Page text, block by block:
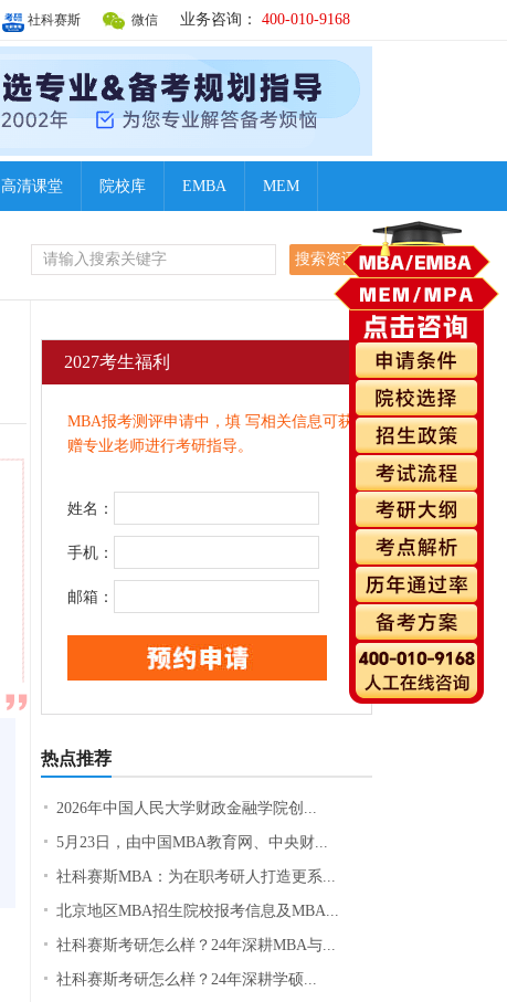
业务咨询： 400-010-9168
微信
社科赛斯
高清课堂 院校库 EMBA MEM
2027考生福利
MBA报考测评申请中，填 写相关信息可获
赠专业老师进行考研指导。
姓名：
手机：
邮箱：
热点推荐
2026年中国人民大学财政金融学院创...
5月23日，由中国MBA教育网、中央财...
社科赛斯MBA：为在职考研人打造更系...
北京地区MBA招生院校报考信息及MBA...
社科赛斯考研怎么样？24年深耕MBA与...
社科赛斯考研怎么样？24年深耕学硕...